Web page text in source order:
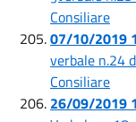
Consiliare
07/10/2019
verbale n.24
Consiliare
26/09/2019